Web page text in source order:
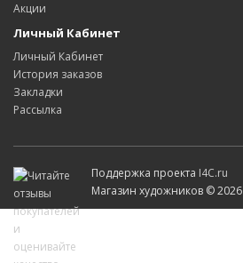
Акции
Личный Кабинет
Личный Кабинет
История заказов
Закладки
Рассылка
Поддержка проекта I4C.ru
Магазин художников © 2026